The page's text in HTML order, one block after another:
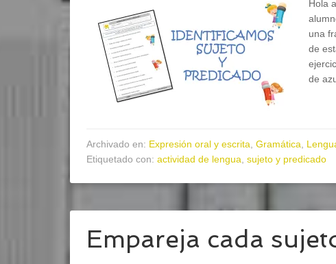
Hola
una
de
de
Archivado en: Expresión oral y escrita Gramática
Etiquetado con: actividad de lengua sujeto y predicado
Empareja cada